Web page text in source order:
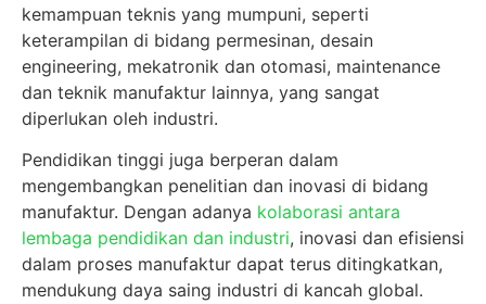
kemampuan teknis yang mumpuni, seperti
keterampilan di bidang permesinan, desain
engineering, mekatronik dan otomasi, maintenance
dan teknik manufaktur lainnya, yang sangat
diperlukan oleh industri.
Pendidikan tinggi juga berperan dalam
mengembangkan penelitian dan inovasi di bidang
manufaktur. Dengan adanya kolaborasi antara
lembaga pendidikan dan industri, inovasi dan efisiensi
dalam proses manufaktur dapat terus ditingkatkan,
mendukung daya saing industri di kancah global.